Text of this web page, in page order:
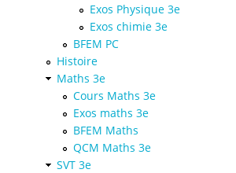
Exos Physique 3e
Exos chimie 3e
BFEM PC
Histoire
Maths 3e
Cours Maths 3e
Exos maths 3e
BFEM Maths
QCM Maths 3e
SVT 3e